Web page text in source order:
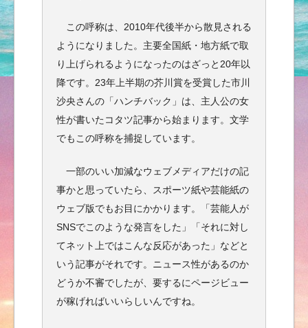
この呼称は、2010年代後半から散見される
ようになりました。主要全国紙・地方紙で取
り上げられるようになったのはざっと20年以
降です。23年上半期の芥川賞を受賞した市川
沙央さんの「ハンチバック」は、主人公の女
性が書いたコタツ記事から始まります。文学
でもこの呼称を捕捉しています。
一部のいい加減なウェブメディアだけの記
事かと思っていたら、スポーツ紙や芸能紙の
ウェブ版でもお目にかかります。「芸能人が
SNSでこのような発言をした」「それに対し
てネット上ではこんな反応があった」などと
いう記事がそれです。ニュース性があるのか
どうか不審でしたが、要するにページビュー
が稼げればいいらしいんですね。